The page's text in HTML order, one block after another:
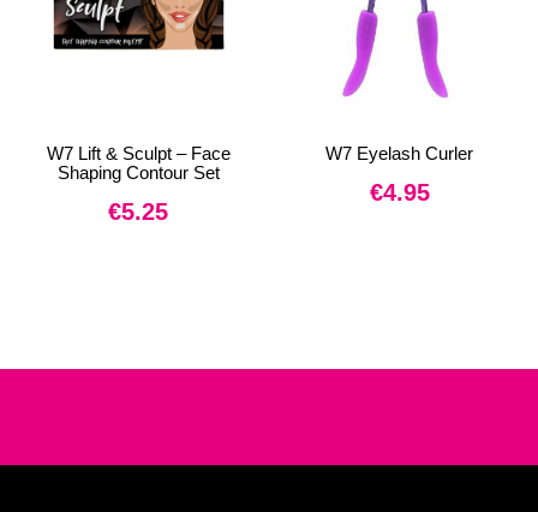
W7 Lift & Sculpt – Face
Shaping Contour Set
€5.25
W7 Eyelash Curler
€4.95